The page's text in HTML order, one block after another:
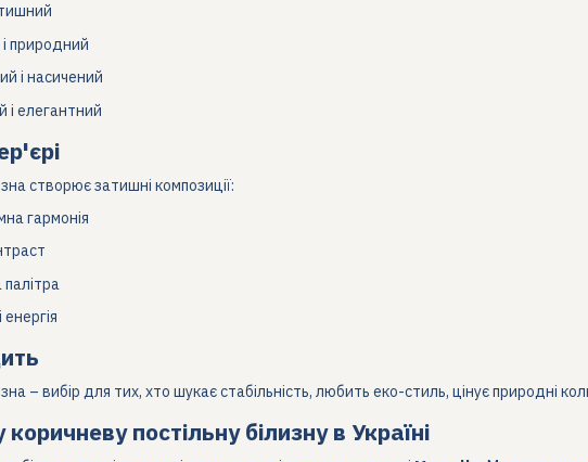
природний
і насичений
і елегантний
створює затишні композиції:
гармонія
– вибір для тих, хто шукає стабільність, любить еко-стиль, цінує природні
постільну білизну в Україні